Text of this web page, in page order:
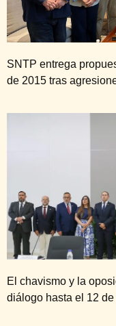
SNTP entrega
de 2015 tras
El chavismo y la
diálogo hasta el 12